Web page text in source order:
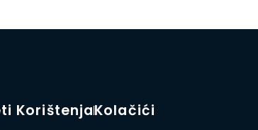
KorištenjaKolačići